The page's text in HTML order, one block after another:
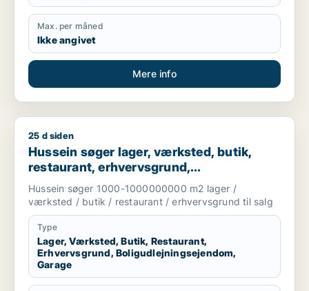
Max. per måned
Ikke angivet
Mere info
Hussein søger lager, værksted, butik, restaurant,
25 d siden
Hussein søger lager, værksted, butik,
restaurant, erhvervsgrund,
boligudlejningsejendom eller garage til
salg i Greve, Solrød eller Roskilde m.fl.
Hussein søger 1000-1000000000 m2 lager /
værksted / butik / restaurant / erhvervsgrund til salg
Type
Lager, Værksted, Butik, Restaurant,
Erhvervsgrund, Boligudlejningsejendom,
Garage